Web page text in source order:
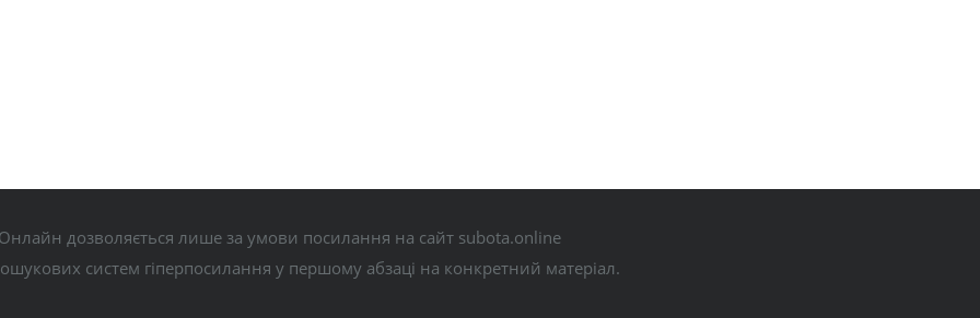
дозволяється лише за умови посилання на сайт subota.online
систем гіперпосилання у першому абзаці на конкретний матеріал.